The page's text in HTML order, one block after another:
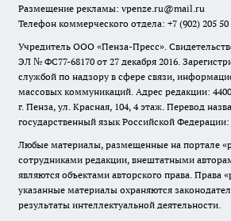
Размещение рекламы: vpenze.ru@mail.ru
Телефон коммерческого отдела: +7 (902) 205 50
Учредитель ООО «Пенза-Пресс».
ЭЛ № ФС77-68170 от 27 декабря 2016.
службой по надзору в сфере связи,
массовых коммуникаций. Адрес редакции:
г. Пенза, ул. Красная, 104, 4 этаж. Перевод
государственный язык Российской
Любые материалы, размещенные на портале «
сотрудниками редакции, внештатными
являются объектами авторского права. Права «
указанные материалы охраняются
результаты интеллектуальной деятельности.